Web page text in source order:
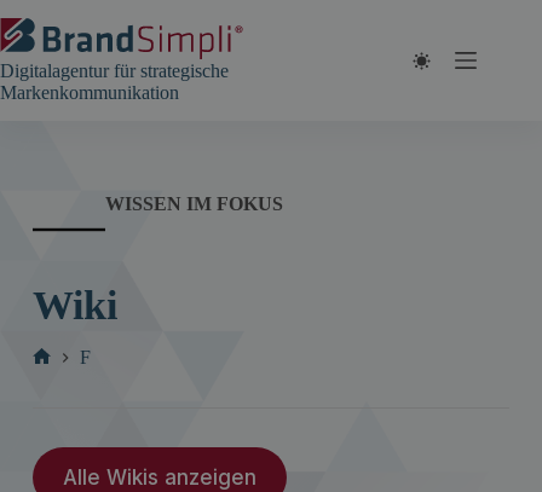
Inhalt
springen
Digitalagentur für strategische
Markenkommunikation
WISSEN IM FOKUS
Wiki
F
Alle Wikis anzeigen